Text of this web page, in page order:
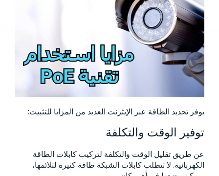
يوفر تحديد الطاقة عبر الإيثرنت العديد من المزايا للتثبيت:
توفير الوقت والتكلفة
عن طريق تقليل الوقت والتكلفة لتركيب كابلات الطاقة
الكهربائية. لا تتطلب كابلات الشبكة طاقة كثيرة لتلائمها،